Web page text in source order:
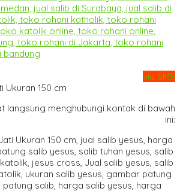
via SMS
Ukuran 150 cm
langsung menghubungi kontak di bawah
ini: